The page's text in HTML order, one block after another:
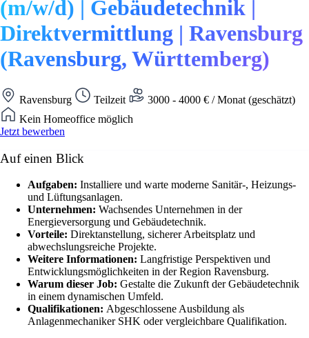
(m/w/d) | Gebäudetechnik |
Direktvermittlung | Ravensburg
(Ravensburg, Württemberg)
Ravensburg Teilzeit
3000 - 4000 € / Monat (geschätzt)
Kein Homeoffice möglich
Jetzt bewerben
Auf einen Blick
Aufgaben: Installiere und warte moderne Sanitär-, Heizungs-
und Lüftungsanlagen.
Unternehmen: Wachsendes Unternehmen in der
Energieversorgung und Gebäudetechnik.
Vorteile: Direktanstellung, sicherer Arbeitsplatz und
abwechslungsreiche Projekte.
Weitere Informationen: Langfristige Perspektiven und
Entwicklungsmöglichkeiten in der Region Ravensburg.
Warum dieser Job: Gestalte die Zukunft der Gebäudetechnik
in einem dynamischen Umfeld.
Qualifikationen: Abgeschlossene Ausbildung als
Anlagenmechaniker SHK oder vergleichbare Qualifikation.